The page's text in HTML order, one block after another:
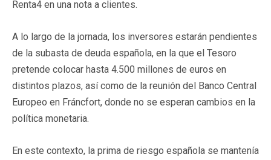
Renta4 en una nota a clientes.
A lo largo de la jornada, los inversores estarán pendientes
de la subasta de deuda española, en la que el Tesoro
pretende colocar hasta 4.500 millones de euros en
distintos plazos, así como de la reunión del Banco Central
Europeo en Fráncfort, donde no se esperan cambios en la
política monetaria.
En este contexto, la prima de riesgo española se mantenía